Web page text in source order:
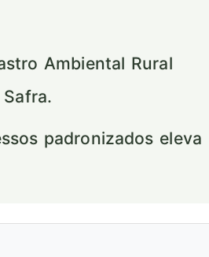
Ambiental Rural
padronizados eleva